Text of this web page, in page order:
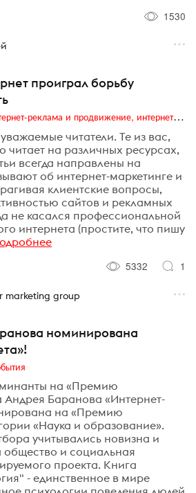
1530
проиграл борьбу
Digital (web-дизайн, интернет-реклама и продвижение, интернет-сообщества и блоги, интернет-коммуникации, мобильный маркетинг, реклама на цифровых экранах)
читатели. Те из вас,
читает на различных ресурсах,
всегда направлены на
об интернет-маркетинге и
клиентские вопросы,
сайтов и рекламных
не касался профессиональной
интернета (простите, что пишу
5332
1
marketing group
номинирована
на «Премию
Андрея Баранова «Интернет-
на «Премию
«Наука и образование».
учитывались новизна и
общество и социальная
проекта. Книга
- единственное в мире